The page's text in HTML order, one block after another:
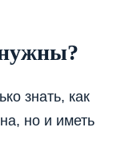
знать, как
но и иметь